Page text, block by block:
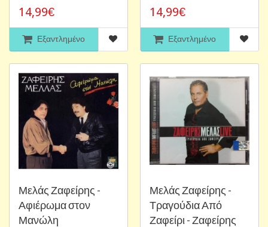
14,99€
Εξαντλημένο
14,99€
Εξαντλημένο
Μελάς Ζαφείρης -
Αφιέρωμα στον
Μανώλη
Μελάς Ζαφείρης -
Τραγούδια Από
Ζαφείρι - Ζαφείρης